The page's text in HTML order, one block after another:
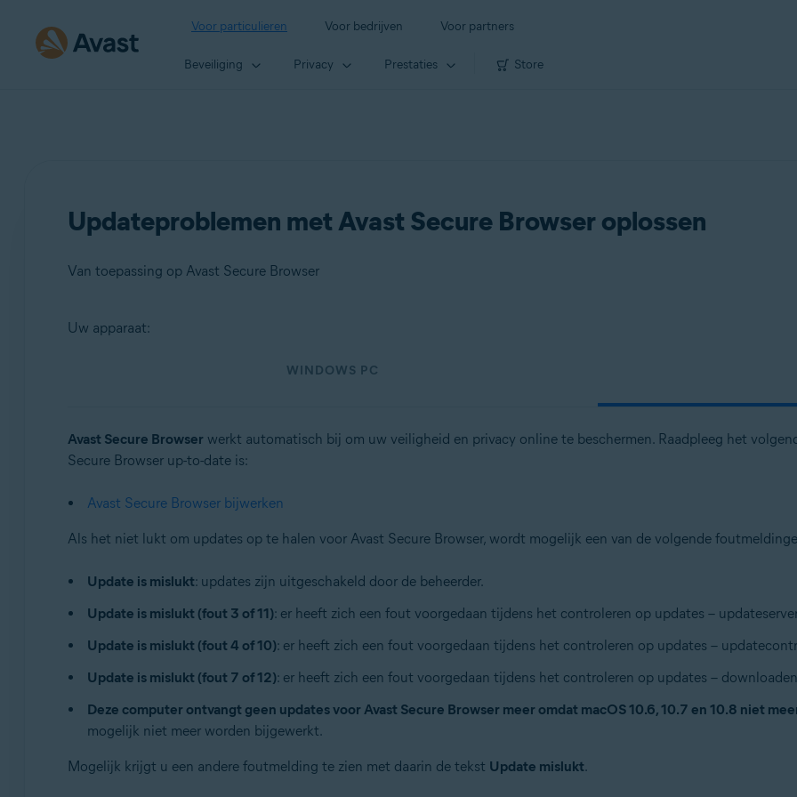
Voor particulieren Voor bedrijven Voor partners
Beveiliging Privacy Prestaties Store
Updateproblemen met Avast Secure Browser oplossen
Van toepassing op Avast Secure Browser
Windows en macOS
Uw apparaat:
WINDOWS PC
Avast Secure Browser werkt automatisch bij om uw veiligheid en privacy online te beschermen. Raadpleeg het
Secure Browser up-to-date is:
Avast Secure Browser bijwerken
Als het niet lukt om updates op te halen voor Avast Secure Browser, wordt mogelijk een van de volgende
Update is mislukt: updates zijn uitgeschakeld door de beheerder.
Update is mislukt (fout 3 of 11): er heeft zich een fout voorgedaan tijdens het controleren op updates –
Update is mislukt (fout 4 of 10): er heeft zich een fout voorgedaan tijdens het controleren op updates –
Update is mislukt (fout 7 of 12): er heeft zich een fout voorgedaan tijdens het controleren op updates –
Deze computer ontvangt geen updates voor Avast Secure Browser meer omdat macOS 10.6, 10.7 en 10.8 niet
mogelijk niet meer worden bijgewerkt.
Mogelijk krijgt u een andere foutmelding te zien met daarin de tekst Update mislukt.